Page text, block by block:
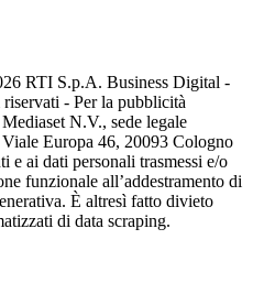
RTI S.p.A. Business Digital -
- Per la pubblicità
N.V., sede legale
Europa 46, 20093 Cologno
e ai dati personali trasmessi e/o
funzionale all’addestramento di
È altresì fatto divieto
di data scraping.